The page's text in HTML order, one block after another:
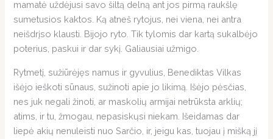
mamatė uždėjusi savo šiltą delną ant jos pirmą raukšlę
sumetusios kaktos. Ką atneš rytojus, nei viena, nei antra
neišdrįso klausti. Bijojo ryto. Tik tylomis dar kartą sukalbėjo
poterius, paskui ir dar sykį. Galiausiai užmigo.
Rytmetį, sužiūrėjęs namus ir gyvulius, Benediktas Vilkas
išėjo ieškoti sūnaus, sužinoti apie jo likimą. Išėjo pėsčias,
nes juk negali žinoti, ar maskolių armijai netrūksta arklių;
atims, ir tu, žmogau, nepasiskųsi niekam. Išeidamas dar
liepė akių nenuleisti nuo Sarčio, ir, jeigu kas, tuojau į mišką jį